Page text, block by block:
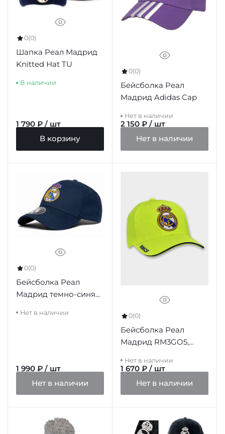
0(0)
Шапка Реал Мадрид
Knitted Hat TU
В наличии
1 790 ₽ / шт
В корзину
0(0)
Бейсболка Реал
Мадрид Adidas Cap
Нет в наличии
2 150 ₽ / шт
Нет в наличии
0(0)
Бейсболка Реал
Мадрид темно-синяя
Нет в наличии
1 990 ₽ / шт
Нет в наличии
0(0)
Бейсболка Реал
Мадрид RM3GO5,
Нет в наличии
1 670 ₽ / шт
Нет в наличии